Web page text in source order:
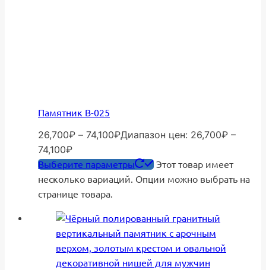
Памятник В-025
26,700₽ – 74,100₽Диапазон цен: 26,700₽ –
74,100₽
Выберите параметры
Этот товар имеет
несколько вариаций. Опции можно выбрать на
странице товара.